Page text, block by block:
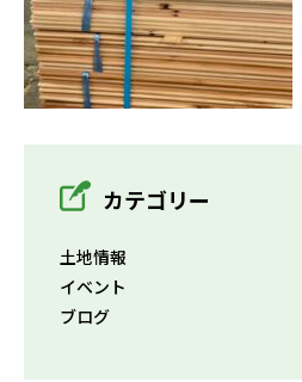
カテゴリー
土地情報
イベント
ブログ